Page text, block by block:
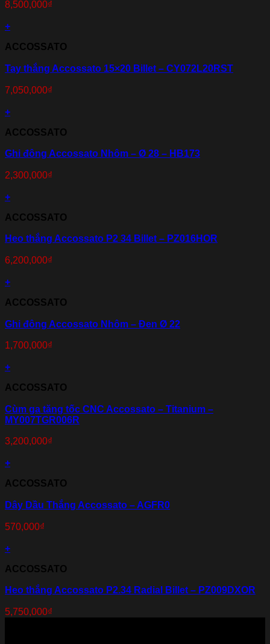
8,500,000₫
+
ACCOSSATO
Tay thắng Accossato 15×20 Billet – CY072L20RST
7,050,000₫
+
ACCOSSATO
Ghi đông Accossato Nhôm – Ø 28 – HB173
2,300,000₫
+
ACCOSSATO
Heo thắng Accossato P2 34 Billet – PZ016HOR
6,200,000₫
+
ACCOSSATO
Ghi đông Accossato Nhôm – Đen Ø 22
1,700,000₫
+
ACCOSSATO
Cùm ga tăng tốc CNC Accossato – Titanium –
MY007TGR006R
3,200,000₫
+
ACCOSSATO
Dây Dầu Thắng Accossato – AGFR0
570,000₫
+
ACCOSSATO
Heo thắng Accossato P2.34 Radial Billet – PZ009DXOR
5,750,000₫